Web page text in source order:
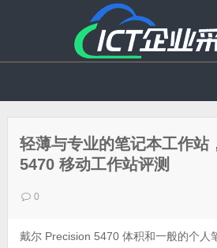
轻薄与专业的笔记本工作
5470 移动工作站评测
0
戴尔 Precision 5470 体积和一般的个人